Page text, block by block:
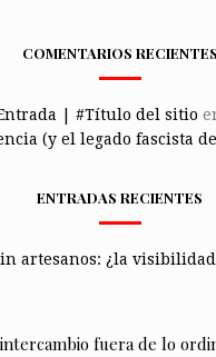
COMENTARIOS RECIENTES
| #Título del sitio
(y el legado fascista
ENTRADAS RECIENTES
artesanos: ¿la
fuera de lo